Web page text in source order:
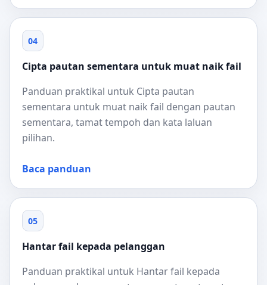
04
Cipta pautan sementara untuk muat naik fail
Panduan praktikal untuk Cipta pautan
sementara untuk muat naik fail dengan pautan
sementara, tamat tempoh dan kata laluan
pilihan.
Baca panduan
05
Hantar fail kepada pelanggan
Panduan praktikal untuk Hantar fail kepada